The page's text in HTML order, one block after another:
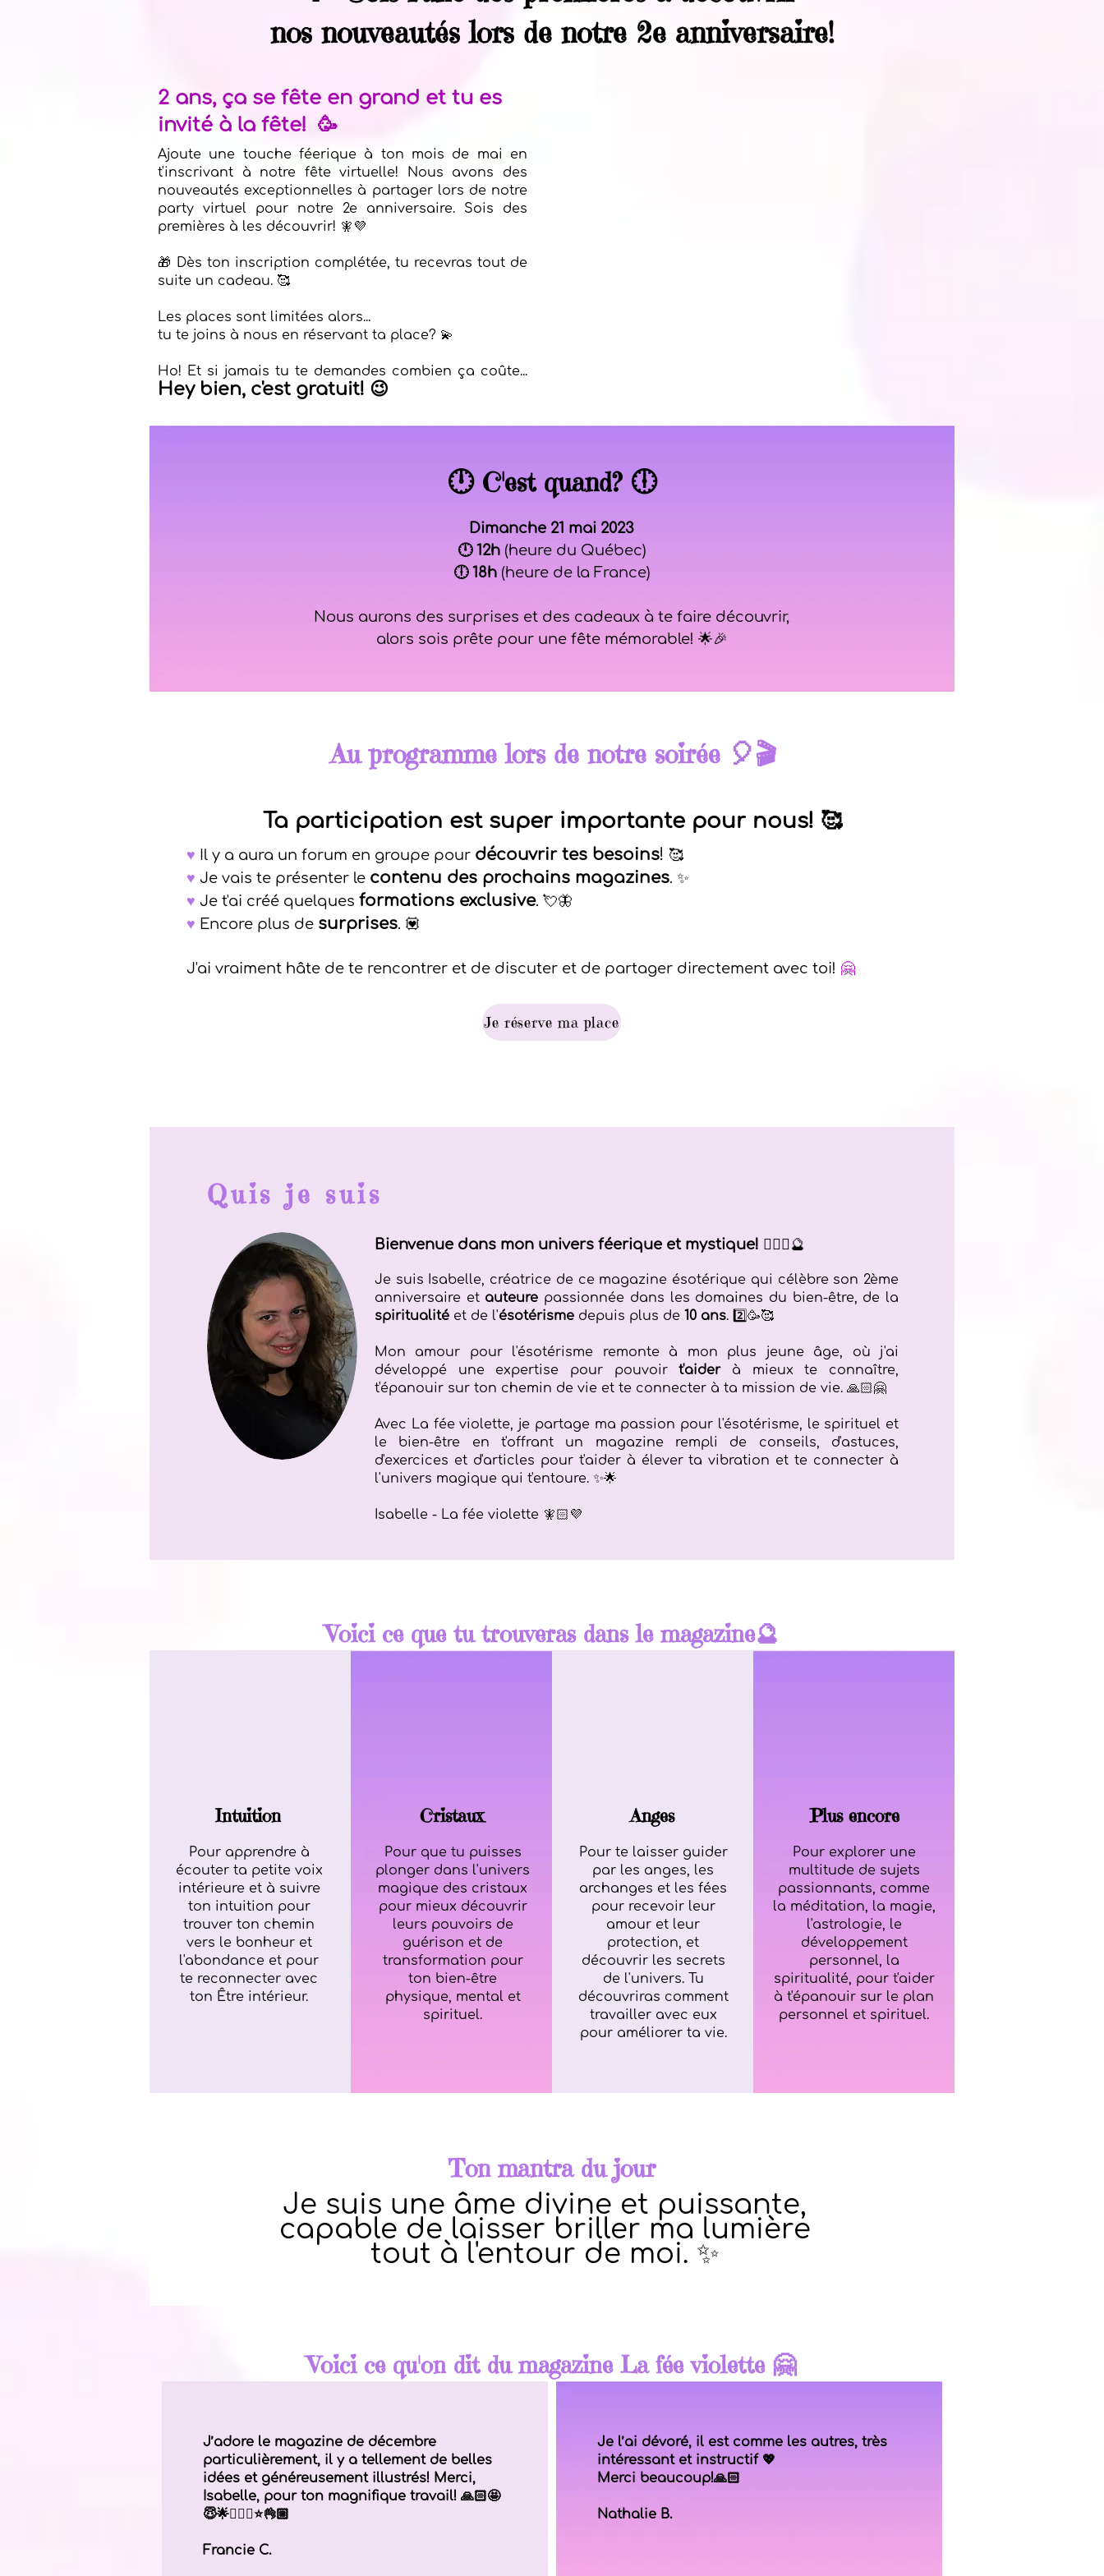
nos nouveautés lors de notre 2e anniversaire!
2 ans, ça se fête en grand et tu es
invité à la fête! 🥳
Ajoute une touche féerique à ton mois de mai en
t'inscrivant à notre fête virtuelle! Nous avons des
nouveautés exceptionnelles à partager lors de notre
party virtuel pour notre 2e anniversaire. Sois des
premières à les découvrir! 🧚💜
🎁 Dès ton inscription complétée, tu recevras tout de
suite un cadeau. 🥰
Les places sont limitées alors...
tu te joins à nous en réservant ta place? 💫
Ho! Et si jamais tu te demandes combien ça coûte...
Hey bien, c'est gratuit! 😉
🕛 C'est quand? 🕕
Dimanche 21 mai 2023
🕛 12h(heure du Québec)
🕕 18h (heure de la France)
Nous aurons des surprises et des cadeaux à te faire découvrir,
alors sois prête pour une fête mémorable! 🌟🎉
Au programme lors de notre soirée 🎈🎬
Ta participation est super importante pour nous! 🥰
♥ Il y a aura un forum en groupe pour découvrir tes besoins! 🥰
♥ Je vais te présenter le contenu des prochains magazines. ✨
♥ Je t'ai créé quelques formations exclusive. 💘🦋
♥ Encore plus de surprises. 💟
J'ai vraiment hâte de te rencontrer et de discuter et de partager directement avec toi! 🤗
Je réserve ma place
Quis je suis
Bienvenue dans mon univers féerique et mystique! 🧚🏻‍♀️🔮
Je suis Isabelle, créatrice de ce magazine ésotérique qui célèbre son 2ème
anniversaire et auteure passionnée dans les domaines du bien-être, de la
spiritualité et de l'ésotérisme depuis plus de 10 ans. 2️⃣🥳🥰
Mon amour pour l'ésotérisme remonte à mon plus jeune âge, où j'ai
développé une expertise pour pouvoirt'aiderà mieux te connaître,
t'épanouir sur ton chemin de vie et te connecter à ta mission de vie. 🙏🏻🤗
Avec La fée violette, je partage ma passion pour l'ésotérisme, le spirituel et
le bien-être en t'offrant un magazine rempli de conseils, d'astuces,
d'exercices et d'articles pour t'aider à élever ta vibration et te connecter à
l'univers magique qui t'entoure. ✨🌟
Isabelle - La fée violette 🧚🏻💜
Voici ce que tu trouveras dans le magazine🔮
Pour apprendre à
écouter ta petite voix
intérieure et à suivre
ton intuition pour
trouver ton chemin
vers le bonheur et
l'abondance et pour
te reconnecter avec
ton Être intérieur.
Pour que tu puisses
plonger dans l'univers
magique des cristaux
pour mieux découvrir
leurs pouvoirs de
guérison et de
transformation pour
ton bien-être
physique, mental et
spirituel.
Anges
Pour te laisser guider
par les anges, les
archanges et les fées
pour recevoir leur
amour et leur
protection, et
découvrir les secrets
de l'univers. Tu
découvriras comment
travailler avec eux
pour améliorer ta vie.
Plus encore
Pour explorer une
multitude de sujets
passionnants, comme
la méditation, la magie,
l'astrologie, le
développement
personnel, la
spiritualité, pour t'aider
à t'épanouir sur le plan
personnel et spirituel.
Cristaux
Intuition
Ton mantra du jour
Je suis une âme divine et puissante,
capable de laisser briller ma lumière
tout à l'entour de moi. ✨
Voici ce qu'on dit du magazine La fée violette 🤗
J’adore le magazine de décembre
particulièrement, il y a tellement de belles
idées et généreusement illustrés! Merci,
Isabelle, pour ton magnifique travail! 🙏🏻🤩
😇🌟🧚🏻‍♀️⭐👌🏼
Francie C.
Je l’ai dévoré, il est comme les autres, très
intéressant et instructif 💖
Merci beaucoup!🙏🏻
Nathalie B.